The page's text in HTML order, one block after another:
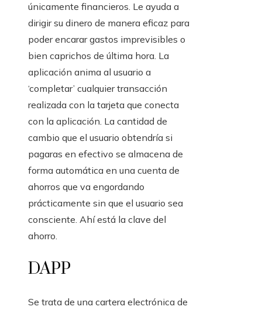
únicamente financieros. Le ayuda a
dirigir su dinero de manera eficaz para
poder encarar gastos imprevisibles o
bien caprichos de última hora. La
aplicación anima al usuario a
‘completar’ cualquier transacción
realizada con la tarjeta que conecta
con la aplicación. La cantidad de
cambio que el usuario obtendría si
pagaras en efectivo se almacena de
forma automática en una cuenta de
ahorros que va engordando
prácticamente sin que el usuario sea
consciente. Ahí está la clave del
ahorro.
DAPP
Se trata de una cartera electrónica de